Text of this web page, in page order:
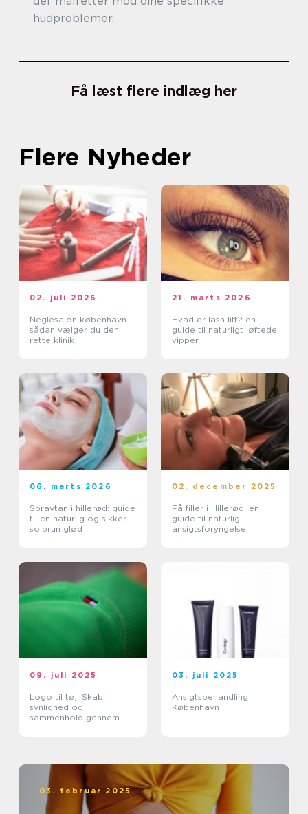
hudproblemer.
Få læst flere indlæg her
Flere Nyheder
02. juli 2026
Neglesalon københavn
sådan vælger du den
rette klinik
21. marts 2026
Hvad er lash lift? en
guide til naturligt løftede
vipper
06. marts 2026
Spraytan i hillerød: guide
til en naturlig og sikker
solbrun glød
02. december 2025
Få filler i Hillerød: en
guide til naturlig
ansigtsforyngelse
09. juli 2025
Logo til tøj: Skab
synlighed og
sammenhold gennem
03. juli 2025
Ansigtsbehandling i
København
03. februar 2025